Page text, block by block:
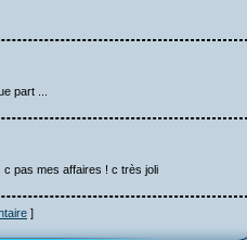
part ...
c pas mes affaires ! c très joli
]